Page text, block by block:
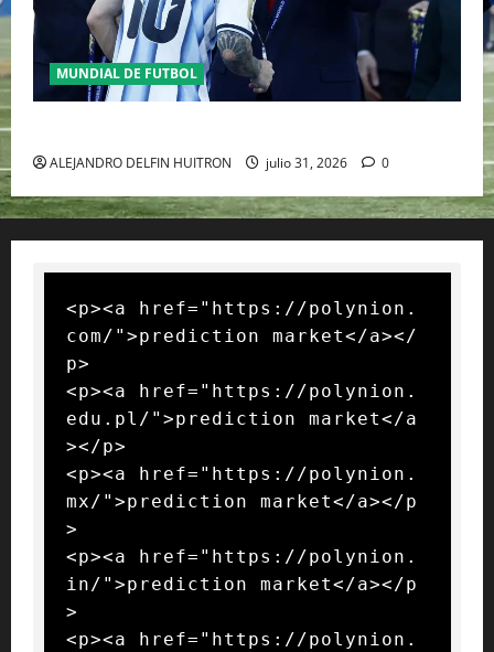
MUNDIAL DE FUTBOL
ALEJANDRO DELFIN HUITRON julio 31, 2026 0
<p><a href="https://polynion.
com/">prediction market</a></
p>
<p><a href="https://polynion.
edu.pl/">prediction market</a
></p>
<p><a href="https://polynion.
mx/">prediction market</a></p
>
<p><a href="https://polynion.
in/">prediction market</a></p
>
<p><a href="https://polynion.